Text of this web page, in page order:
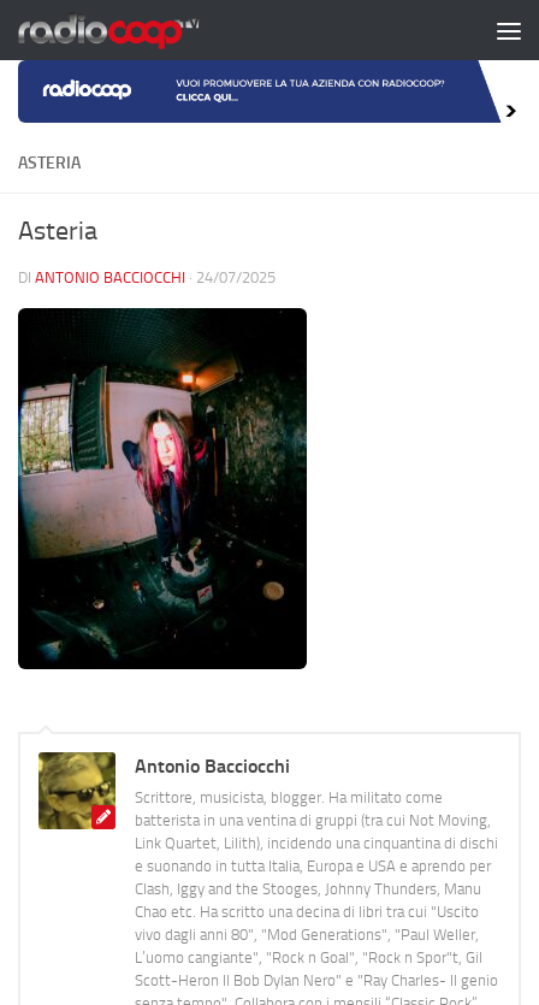
Salta al contenuto
ASTERIA
Asteria
DI ANTONIO BACCIOCCHI · 24/07/2025
Antonio Bacciocchi
Scrittore, musicista, blogger. Ha militato come
batterista in una ventina di gruppi (tra cui Not Moving,
Link Quartet, Lilith), incidendo una cinquantina di dischi
e suonando in tutta Italia, Europa e USA e aprendo per
Clash, Iggy and the Stooges, Johnny Thunders, Manu
Chao etc. Ha scritto una decina di libri tra cui "Uscito
vivo dagli anni 80", "Mod Generations", "Paul Weller,
L’uomo cangiante", "Rock n Goal", "Rock n Spor"t, Gil
Scott-Heron Il Bob Dylan Nero" e "Ray Charles- Il genio